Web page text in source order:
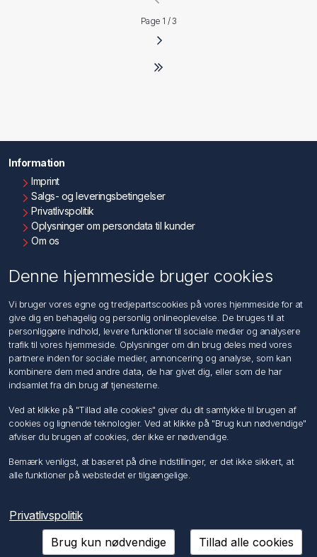
Page 1 / 3
Information
Imprint
Salgs- og leveringsbetingelser
Privatlivspolitik
Oplysninger om persondata til kunder
Om os
Søg
Min konto
Min konto
Ordrer
Adresser
Ansøg om Sælger konto
Følg os
Copyright © 2026 Förch A/S. Alle rettigheder forbeholdt.
Powered by
Denne hjemmeside bruger cookies
Vi bruger vores egne og tredjepartscookies på vores hjemmeside for at
give dig en behagelig og personlig onlineoplevelse. De bruges til at
personliggøre indhold, levere funktioner til sociale medier og analysere
trafik til vores hjemmeside. Oplysninger om din brug deles med vores
partnere inden for sociale medier, annoncering og analyse, som kan
kombinere dem med andre data, de har givet dig, eller som de har
indsamlet fra din brug af tjenesterne.
Ved at klikke på "Tillad alle cookies" giver du dit samtykke til brugen af
cookies og lignende teknologier. Ved at klikke på "Brug kun nødvendige"
afviser du brugen af cookies, der ikke er nødvendige.
Bemærk venligst, at baseret på dine indstillinger, er det ikke sikkert, at
alle funktioner på webstedet er tilgængelige.
Privatlivspolitik
Brug kun nødvendige
Tillad alle cookies